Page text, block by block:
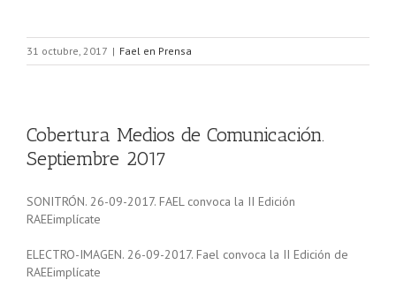
31 octubre, 2017 | Fael en Prensa
Cobertura Medios de Comunicación.
Septiembre 2017
SONITRÓN. 26-09-2017. FAEL convoca la II Edición
RAEEimplícate
ELECTRO-IMAGEN. 26-09-2017. Fael convoca la II Edición de
RAEEimplícate